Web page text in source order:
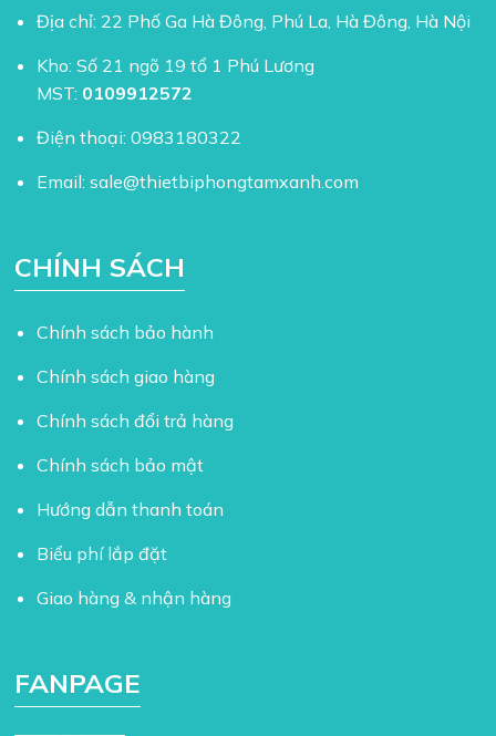
Địa chỉ: 22 Phố Ga Hà Đông, Phú La, Hà Đông, Hà Nội
Kho: Số 21 ngõ 19 tổ 1 Phú Lương
MST: 0109912572
Điện thoại:0983180322
Email:sale@thietbiphongtamxanh.com
CHÍNH SÁCH
Chính sách bảo hành
Chính sách giao hàng
Chính sách đổi trả hàng
Chính sách bảo mật
Hướng dẫn thanh toán
Biểu phí lắp đặt
Giao hàng & nhận hàng
FANPAGE